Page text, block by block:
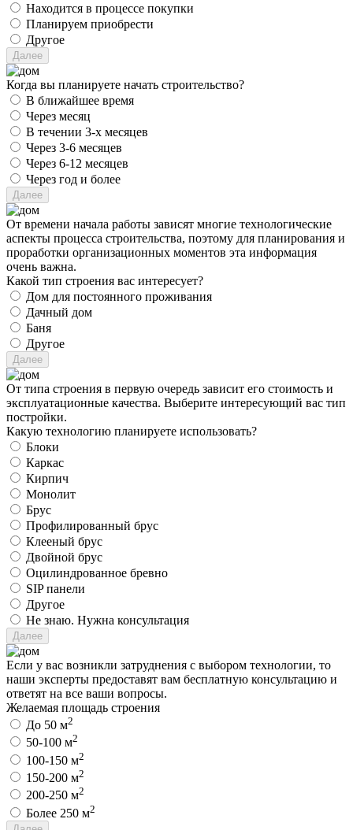
Находится в процессе покупки
Планируем приобрести
Другое
Когда вы планируете начать строительство?
В ближайшее время
Через месяц
В течении 3-х месяцев
Через 3-6 месяцев
Через 6-12 месяцев
Через год и более
От времени начала работы зависят многие технологические
аспекты процесса строительства, поэтому для планирования и
проработки организационных моментов эта информация
очень важна.
Какой тип строения вас интересует?
Дом для постоянного проживания
Дачный дом
Баня
Другое
От типа строения в первую очередь зависит его стоимость и
эксплуатационные качества. Выберите интересующий вас тип
постройки.
Какую технологию планируете использовать?
Блоки
Каркас
Кирпич
Монолит
Брус
Профилированный брус
Клееный брус
Двойной брус
Оцилиндрованное бревно
SIP панели
Другое
Не знаю. Нужна консультация
Если у вас возникли затруднения с выбором технологии, то
наши эксперты предоставят вам бесплатную консультацию и
ответят на все ваши вопросы.
Желаемая площадь строения
До 50 м2
50-100 м2
100-150 м2
150-200 м2
200-250 м2
Более 250 м2